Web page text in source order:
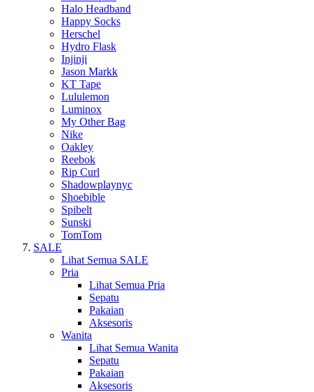
Halo Headband
Happy Socks
Herschel
Hydro Flask
Injinji
Jason Markk
KT Tape
Lululemon
Luminox
My Other Bag
Nike
Oakley
Reebok
Rip Curl
Shadowplaynyc
Shoebible
Spibelt
Sunski
TomTom
SALE
Lihat Semua SALE
Pria
Lihat Semua Pria
Sepatu
Pakaian
Aksesoris
Wanita
Lihat Semua Wanita
Sepatu
Pakaian
Aksesoris